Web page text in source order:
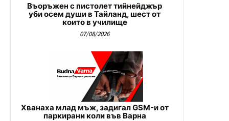
Въоръжен с пистолет тийнейджър
уби осем души в Тайланд, шест от
които в училище
07/08/2026
Хванаха млад мъж, задигал GSM-и от
паркирани коли във Варна